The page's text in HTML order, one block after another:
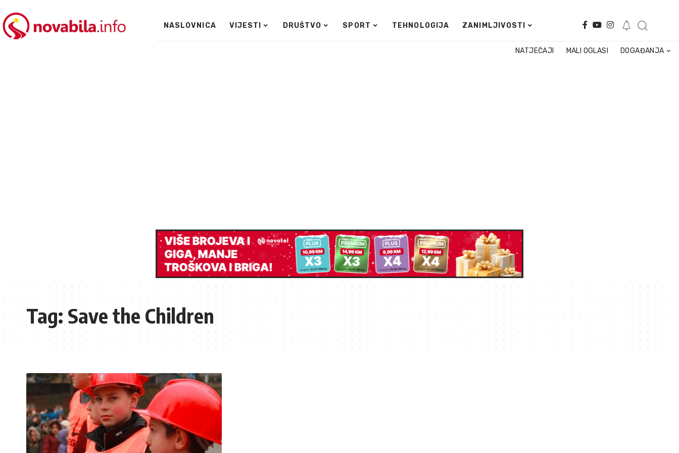
NASLOVNICA VIJESTI DRUŠTVO SPORT TEHNOLOGIJA ZANIMLJIVOSTI
NATJEČAJI MALI OGLASI DOGAĐANJA
Tag:Save the Children